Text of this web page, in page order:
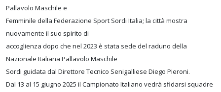
Pallavolo Maschile e
Femminile della Federazione Sport Sordi Italia; la città mostra
nuovamente il suo spirito di
accoglienza dopo che nel 2023 è stata sede del raduno della
Nazionale Italiana Pallavolo Maschile
Sordi guidata dal Direttore Tecnico Senigalliese Diego Pieroni.
Dal 13 al 15 giugno 2025 il Campionato Italiano vedrà sfidarsi squadre